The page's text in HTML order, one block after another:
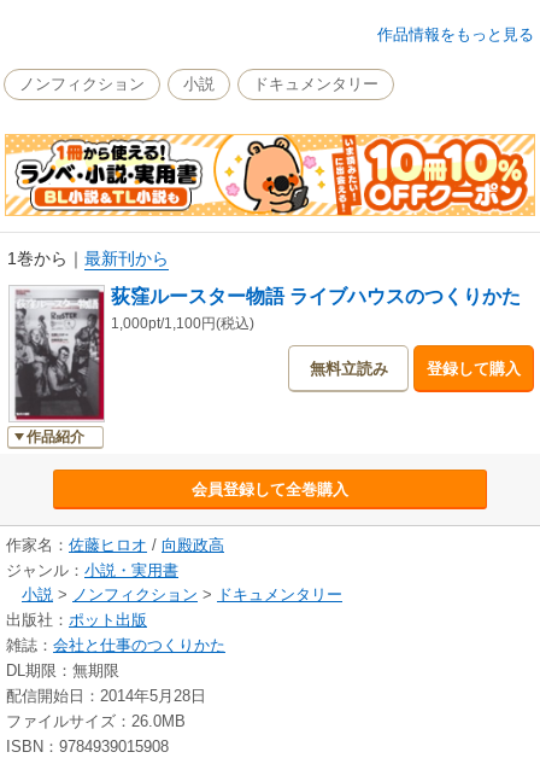
を荻窪にオープンさせたオーナー兼店長の佐藤ヒロオが、ルースター顛末
記をあらいざらい書き下ろしました。素人がいちから新しい仕事をはじめ
撮りおろしたモノクロ写真も全37ページ一挙掲載です。
作品情報をもっと見る
ノンフィクション 小説 ドキュメンタリー
1巻から ｜ 最新刊から
作品紹介
荻窪ルースター物語 ライブハウスのつくりかた
1,000pt/1,100円(税込)
無料立読み 登録して購入
会員登録して全巻購入
作家名： 佐藤ヒロオ / 向殿政高
ジャンル： 小説・実用書
小説 > ノンフィクション > ドキュメンタリー
出版社： ポット出版
雑誌： 会社と仕事のつくりかた
DL期限：無期限
配信開始日：2014年5月28日
ファイルサイズ：26.0MB
ISBN：9784939015908